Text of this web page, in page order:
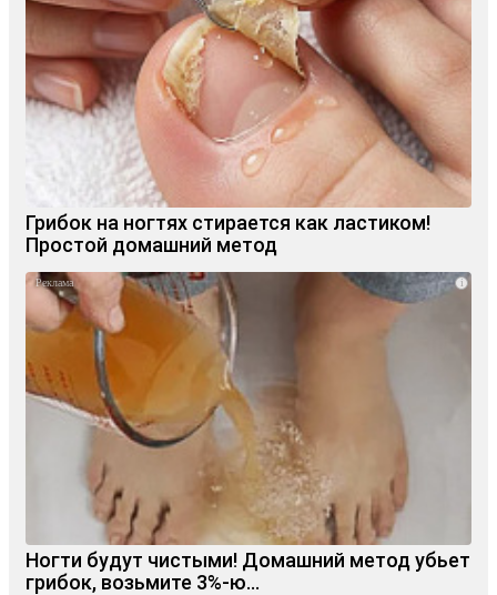
Грибок на ногтях стирается как ластиком!
Простой домашний метод
i
Ногти будут чистыми! Домашний метод убьет
грибок, возьмите 3%-ю…